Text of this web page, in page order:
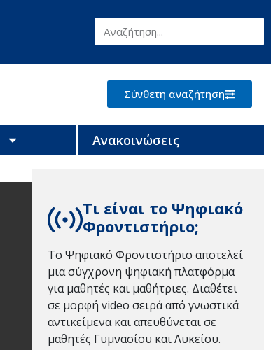
Σύνθετη αναζήτηση
Ανακοινώσεις
Τι είναι το Ψηφιακό
Φροντιστήριο;
Το Ψηφιακό Φροντιστήριο αποτελεί
μια σύγχρονη ψηφιακή πλατφόρμα
για μαθητές και μαθήτριες. Διαθέτει
σε μορφή video σειρά από γνωστικά
αντικείμενα και απευθύνεται σε
μαθητές Γυμνασίου και Λυκείου.